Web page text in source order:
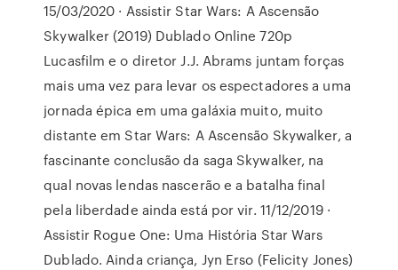
15/03/2020 · Assistir Star Wars: A Ascensão
Skywalker (2019) Dublado Online 720p
Lucasfilm e o diretor J.J. Abrams juntam forças
mais uma vez para levar os espectadores a uma
jornada épica em uma galáxia muito, muito
distante em Star Wars: A Ascensão Skywalker, a
fascinante conclusão da saga Skywalker, na
qual novas lendas nascerão e a batalha final
pela liberdade ainda está por vir. 11/12/2019 ·
Assistir Rogue One: Uma História Star Wars
Dublado. Ainda criança, Jyn Erso (Felicity Jones)